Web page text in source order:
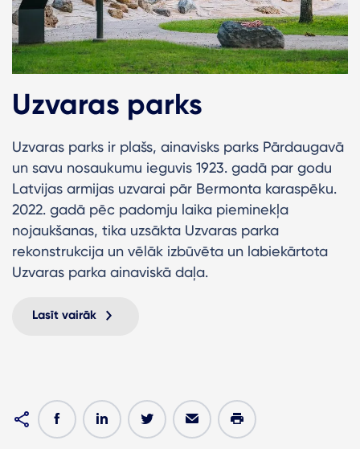
Uzvaras parks
Uzvaras parks ir plašs, ainavisks parks Pārdaugavā
un savu nosaukumu ieguvis 1923. gadā par godu
Latvijas armijas uzvarai pār Bermonta karaspēku.
2022. gadā pēc padomju laika pieminekļa
nojaukšanas, tika uzsākta Uzvaras parka
rekonstrukcija un vēlāk izbūvēta un labiekārtota
Uzvaras parka ainaviskā daļa.
Lasīt vairāk